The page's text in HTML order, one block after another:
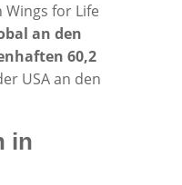
for Life
an den
60,2
USA an den
in